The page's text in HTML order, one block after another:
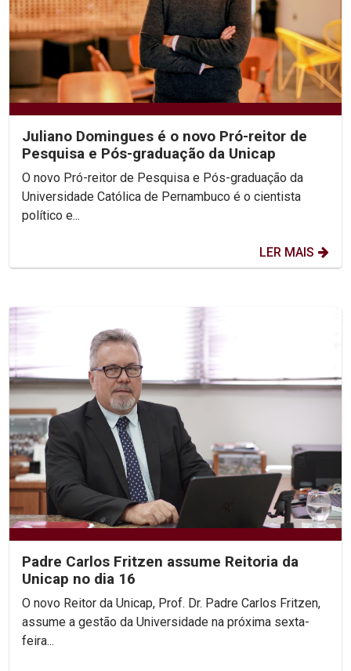
Juliano Domingues é o novo Pró-reitor de
Pesquisa e Pós-graduação da Unicap
O novo Pró-reitor de Pesquisa e Pós-graduação da
Universidade Católica de Pernambuco é o cientista
político e...
LER MAIS
Padre Carlos Fritzen assume Reitoria da
Unicap no dia 16
O novo Reitor da Unicap, Prof. Dr. Padre Carlos Fritzen,
assume a gestão da Universidade na próxima sexta-
feira...